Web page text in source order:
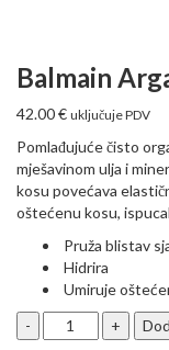
Balmain
42.00€ uključuje PDV
Pomlađujuće čisto
mješavinom ulja i
kosu povećava
oštećenu kosu,
Pruža blistav
Hidrira
Umiruje
Balmain
Argan